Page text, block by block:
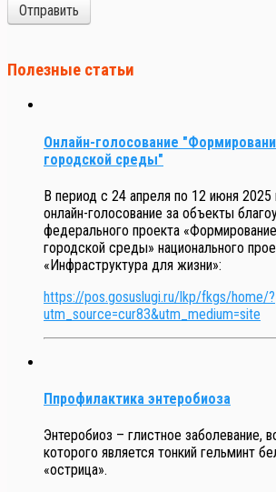
Отправить
Полезные статьи
Онлайн-голосование
городской среды"
В период с 24 апреля по 12 июня 2025
онлайн-голосование за объекты
федерального проекта
городской среды» национального
«Инфраструктура для жизни»:
https://pos.gosuslugi.ru/lkp/fkgs/home/?
utm_source=cur83&utm_medium=site
Ппрофилактика энтеробиоза
Энтеробиоз – глистное заболевание,
которого является тонкий гельминт
«острица».